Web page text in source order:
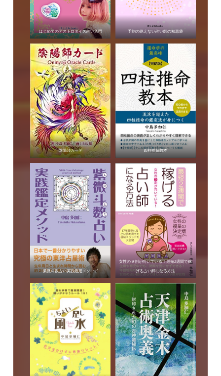
はじめてのアストロダイス占い入門 予約の絶えない占い師の知恵袋
陰陽師カード 四柱推命教本
紫微斗数占い実践鑑定メソッド
女性の９割が向いている！最短2週間で稼
げる占い師になる方法